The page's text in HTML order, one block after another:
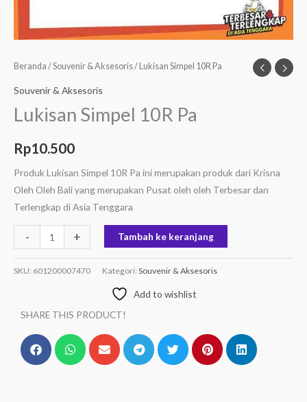
Beranda /Souvenir & Aksesoris/ Lukisan Simpel 10R Pa
Souvenir & Aksesoris
Lukisan Simpel 10R Pa
Rp10.500
Produk Lukisan Simpel 10R Pa ini merupakan produk dari Krisna
Oleh Oleh Bali yang merupakan Pusat oleh oleh Terbesar dan
Terlengkap di Asia Tenggara
- + Tambah ke keranjang
SKU: 601200007470 Kategori: Souvenir & Aksesoris
Add to wishlist
SHARE THIS PRODUCT!